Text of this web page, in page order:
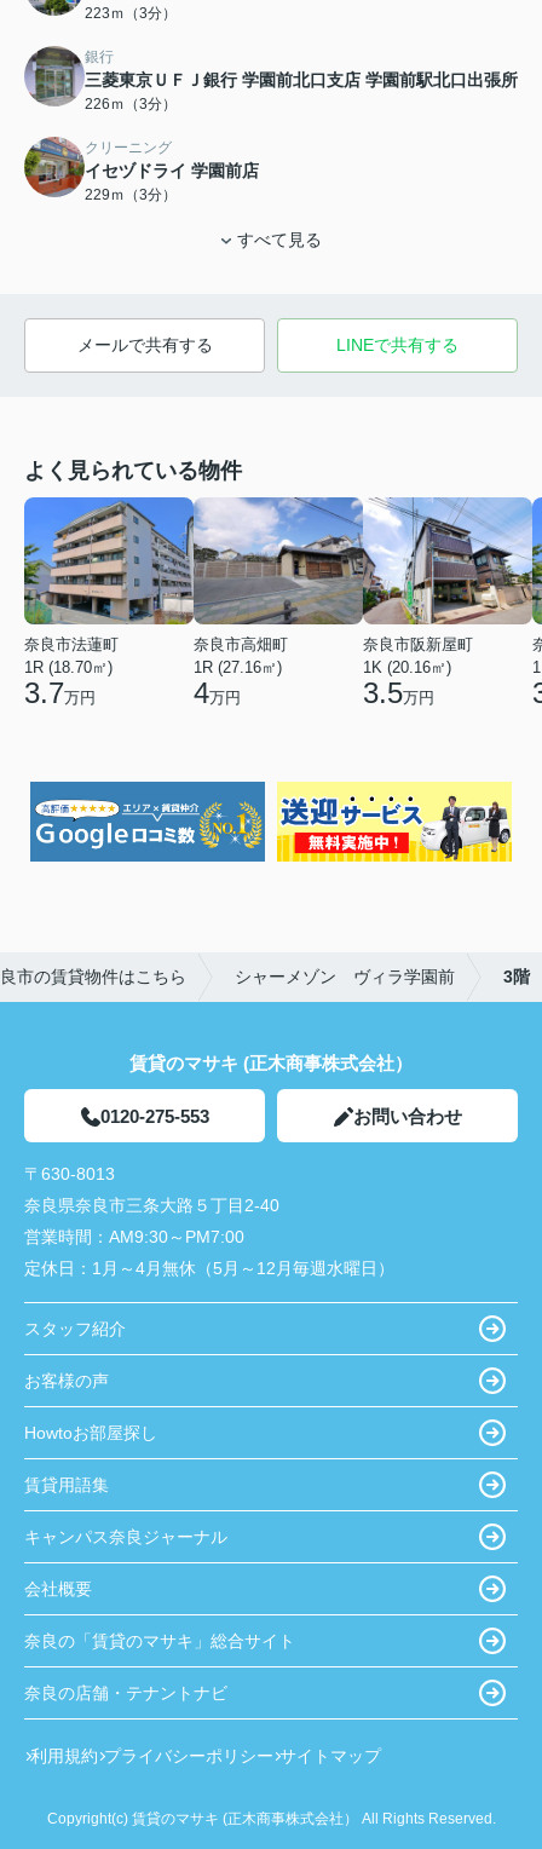
223ｍ（3分）
銀行
三菱東京ＵＦＪ銀行 学園前北口支店 学園前駅北口出張所
226ｍ（3分）
クリーニング
イセヅドライ 学園前店
229ｍ（3分）
すべて見る
メールで共有する LINEで共有する
よく見られている物件
奈良市法蓮町
1R (18.70㎡)
3.7万円
奈良市高畑町
1R (27.16㎡)
4万円
奈良市阪新屋町
1K (20.16㎡)
3.5万円
市の賃貸物件はこちら シャーメゾン ヴィラ学園前 3階
賃貸のマサキ (正木商事株式会社）
0120-275-553 お問い合わせ
〒630-8013
奈良県奈良市三条大路５丁目2-40
営業時間： AM9:30～PM7:00
定休日： 1月～4月無休（5月～12月毎週水曜日）
スタッフ紹介
お客様の声
Howtoお部屋探し
賃貸用語集
キャンパス奈良ジャーナル
会社概要
奈良の「賃貸のマサキ」総合サイト
奈良の店舗・テナントナビ
利用規約 プライバシーポリシー サイトマップ
Copyright(c) 賃貸のマサキ (正木商事株式会社） All Rights Reserved.